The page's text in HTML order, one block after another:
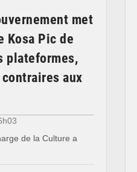
met
Kosa Pic de
plateformes,
aux
de la Culture a